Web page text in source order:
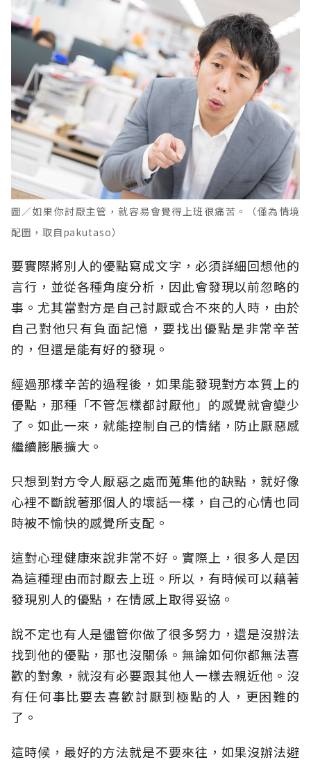
圖／如果你討厭主管，就容易會覺得上班很痛苦。（僅為情境
配圖，取自pakutaso）
要實際將別人的優點寫成文字，必須詳細回想他的
言行，並從各種角度分析，因此會發現以前忽略的
事。尤其當對方是自己討厭或合不來的人時，由於
自己對他只有負面記憶，要找出優點是非常辛苦
的，但還是能有好的發現。
經過那樣辛苦的過程後，如果能發現對方本質上的
優點，那種「不管怎樣都討厭他」的感覺就會變少
了。如此一來，就能控制自己的情緒，防止厭惡感
繼續膨脹擴大。
只想到對方令人厭惡之處而蒐集他的缺點，就好像
心裡不斷說著那個人的壞話一樣，自己的心情也同
時被不愉快的感覺所支配。
這對心理健康來說非常不好。實際上，很多人是因
為這種理由而討厭去上班。所以，有時候可以藉著
發現別人的優點，在情感上取得妥協。
說不定也有人是儘管你做了很多努力，還是沒辦法
找到他的優點，那也沒關係。無論如何你都無法喜
歡的對象，就沒有必要跟其他人一樣去親近他。沒
有任何事比要去喜歡討厭到極點的人，更困難的
了。
這時候，最好的方法就是不要來往，如果沒辦法避